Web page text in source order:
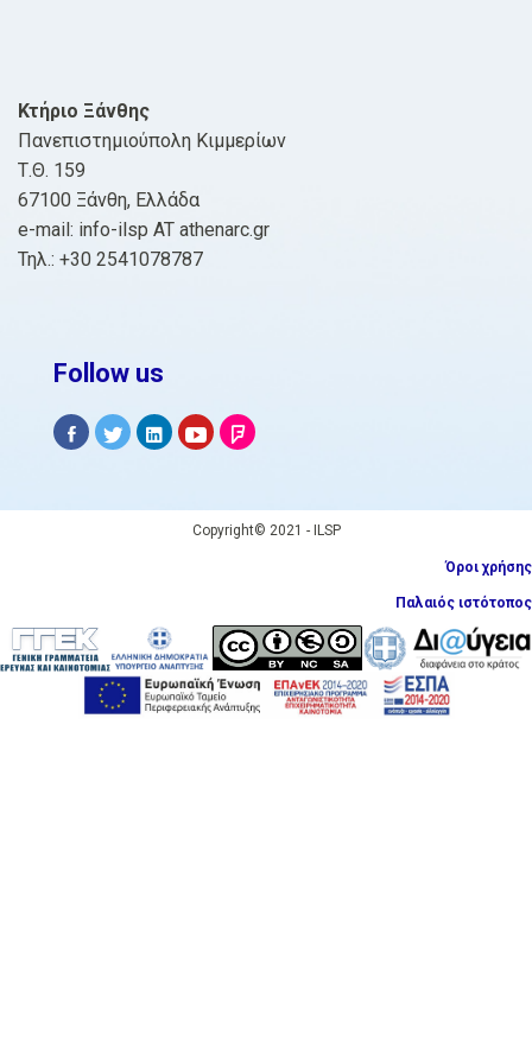
Κτήριο Ξάνθης
Πανεπιστημιούπολη Κιμμερίων
Τ.Θ. 159
67100 Ξάνθη, Ελλάδα
e-mail: info-ilsp AT athenarc.gr
Τηλ.: +30 2541078787
Follow us
Copyright© 2021 - ILSP
Όροι χρήσης
Παλαιός ιστότοπος